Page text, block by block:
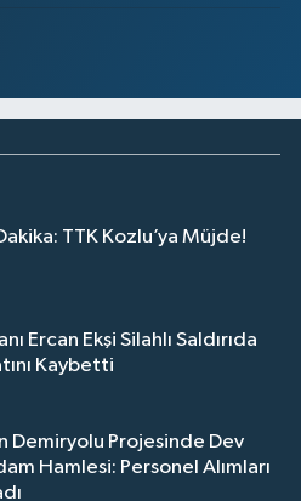
TTK Kozlu’ya Müjde!
Ercan Ekşi Silahlı Saldırıda
Kaybetti
Demiryolu Projesinde Dev
Hamlesi: Personel Alımları